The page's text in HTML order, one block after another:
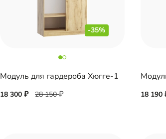
-35%
Модуль для гардероба Хюгге-1
18 300 28 150 18 190